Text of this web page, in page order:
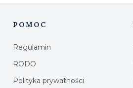
Linki w stopce
POMOC
Regulamin
RODO
Polityka prywatności